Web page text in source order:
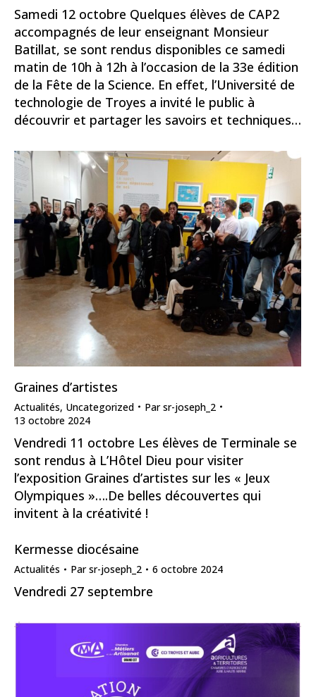
Samedi 12 octobre Quelques élèves de CAP2
accompagnés de leur enseignant Monsieur
Batillat, se sont rendus disponibles ce samedi
matin de 10h à 12h à l’occasion de la 33e édition
de la Fête de la Science. En effet, l’Université de
technologie de Troyes a invité le public à
découvrir et partager les savoirs et techniques…
Graines d’artistes
Actualités, Uncategorized Parsr-joseph_2
13 octobre 2024
Vendredi 11 octobre Les élèves de Terminale se
sont rendus à L’Hôtel Dieu pour visiter
l’exposition Graines d’artistes sur les « Jeux
Olympiques »….De belles découvertes qui
invitent à la créativité !
Kermesse diocésaine
Actualités Parsr-joseph_2 6 octobre 2024
Vendredi 27 septembre